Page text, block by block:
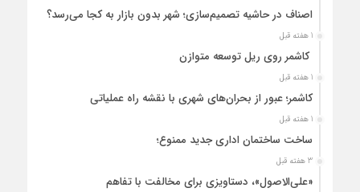
اصناف در حاشیه تصمیم‌سازی؛ شهر بدون بازار به کجا می‌رسد؟
1 هفته قبل
کاشمر روی ریل توسعه متوازن
1 هفته قبل
کاشمر؛ عبور از بحران‌های شهری با نقشه راه عملیاتی
1 هفته قبل
ساخت ساختمان اداری جدید ممنوع؛
3 هفته قبل
«علی‌الاصول»، دستاویزی برای مخالفت با تفاهم